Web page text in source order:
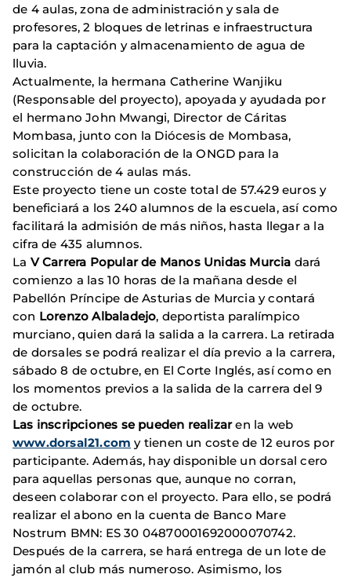
de 4 aulas, zona de administración y sala de
profesores, 2 bloques de letrinas e infraestructura
para la captación y almacenamiento de agua de
lluvia.
Actualmente, la hermana Catherine Wanjiku
(Responsable del proyecto), apoyada y ayudada por
el hermano John Mwangi, Director de Cáritas
Mombasa, junto con la Diócesis de Mombasa,
solicitan la colaboración de la ONGD para la
construcción de 4 aulas más.
Este proyecto tiene un coste total de 57.429 euros y
beneficiará a los 240 alumnos de la escuela, así como
facilitará la admisión de más niños, hasta llegar a la
cifra de 435 alumnos.
La V Carrera Popular de Manos Unidas Murcia dará
comienzo a las 10 horas de la mañana desde el
Pabellón Príncipe de Asturias de Murcia y contará
con Lorenzo Albaladejo, deportista paralímpico
murciano, quien dará la salida a la carrera. La retirada
de dorsales se podrá realizar el día previo a la carrera,
sábado 8 de octubre, en El Corte Inglés, así como en
los momentos previos a la salida de la carrera del 9
de octubre.
Las inscripciones se pueden realizaren la web
www.dorsal21.com y tienen un coste de 12 euros por
participante. Además, hay disponible un dorsal cero
para aquellas personas que, aunque no corran,
deseen colaborar con el proyecto. Para ello, se podrá
realizar el abono en la cuenta de Banco Mare
Nostrum BMN: ES 30 04870001692000070742.
Después de la carrera, se hará entrega de un lote de
jamón al club más numeroso. Asimismo, los